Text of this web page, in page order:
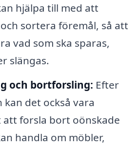
hjälpa till med att
sortera föremål, så att
vad som ska sparas,
slängas.
och bortforsling: Efter
det också vara
forsla bort oönskade
handla om möbler,